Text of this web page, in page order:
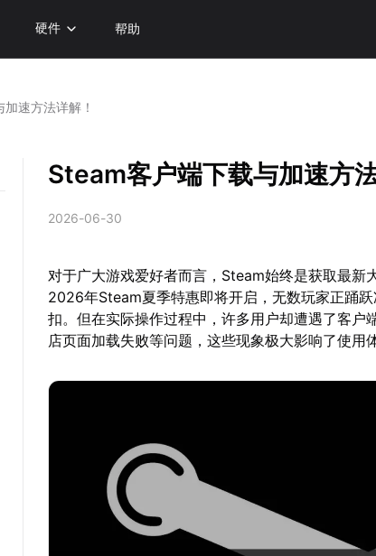
硬件 帮助
速方法详解！
Steam客户端下载与加速方
2026-06-30
对于广大游戏爱好者而言，Steam始终是获取最新
2026年Steam夏季特惠即将开启，无数玩家正踊
扣。但在实际操作过程中，许多用户却遭遇了客户
店页面加载失败等问题，这些现象极大影响了使用体